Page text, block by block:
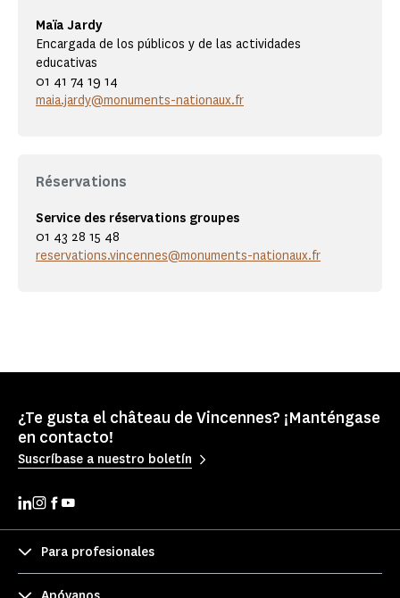
Maïa Jardy
Encargada de los públicos y de las actividades
educativas
01 41 74 19 14
maia.jardy@monuments-nationaux.fr
Réservations
Service des réservations groupes
01 43 28 15 48
reservations.vincennes@monuments-nationaux.fr
¿Te gusta el château de Vincennes? ¡Manténgase
en contacto!
Suscríbase a nuestro boletín
Para profesionales